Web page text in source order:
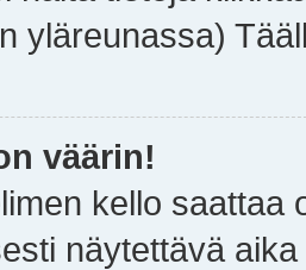
yläreunassa)
väärin!
kello saattaa
näytettävä